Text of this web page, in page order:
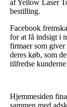
af Yellow Laser
bestilling.
Facebook
for at få indsigt i
firmaer som
deres køb, som
tilfredse kunderne
Hjemmesiden
sammen med